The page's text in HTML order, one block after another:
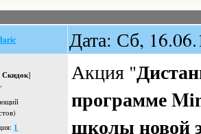
Дата: Сб,
Скидок]
1
Акция "
программе
школы новой